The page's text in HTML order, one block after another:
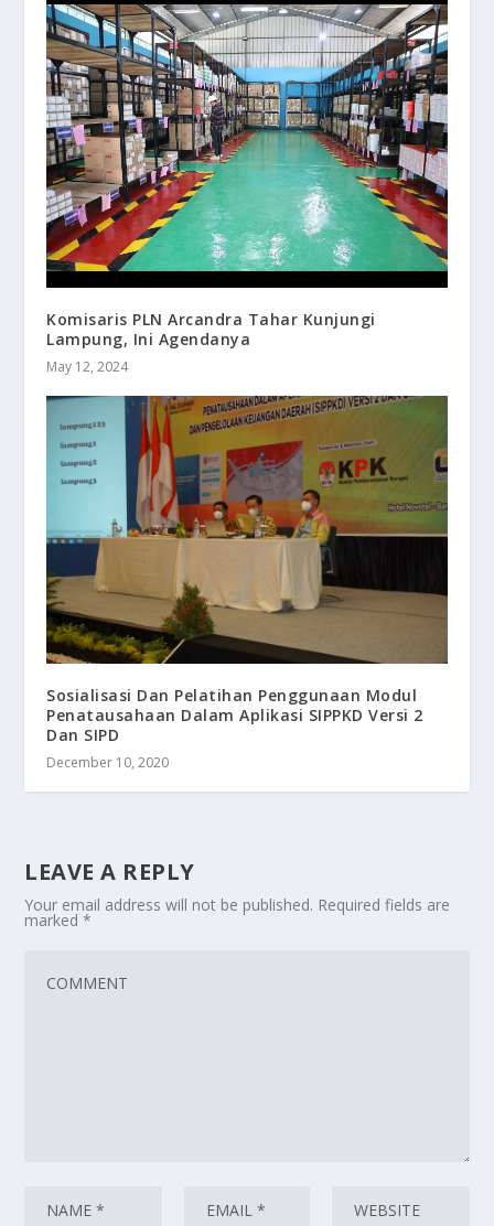
Komisaris PLN Arcandra Tahar Kunjungi
Lampung, Ini Agendanya
May 12, 2024
Sosialisasi Dan Pelatihan Penggunaan Modul
Penatausahaan Dalam Aplikasi SIPPKD Versi 2
Dan SIPD
December 10, 2020
LEAVE A REPLY
Your email address will not be published. Required fields are
marked*